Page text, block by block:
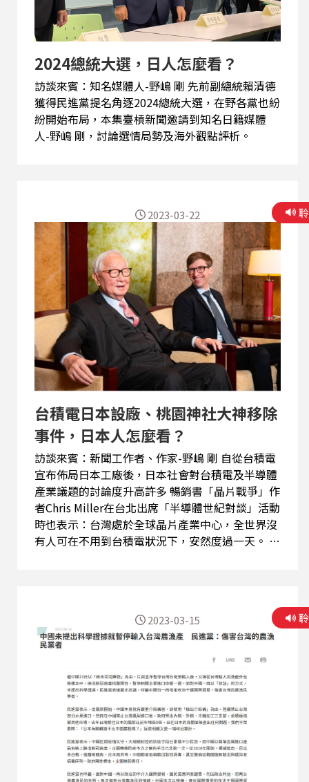
2024總統大選，日人怎麼看？
訪談來賓：知名媒體人-野嶋 剛 先前副總統賴清德
獲得民進黨提名角逐2024總統大選，在野各黨也紛
紛開始布局，本集臺槓新聞邀請到知名日籍媒體
台積電日本設廠、桃園神社大神移除
事件，日本人怎麼看？
訪談來賓：新聞工作者、作家-野嶋 剛 自從台積電
宣布佈局日本工廠後，日本社會對台積電及半導體
產業議題的討論度升高許多 暢銷書「晶片戰爭」作
者Chris Miller在台北出席「半導體世紀對談」活動
時也表示：台灣處於全球晶片產業中心，全世界沒
有人可在不用到台積電狀況下，安然度過一天。 海
新神社大神，引發了連串的爭議，在日本人眼裡是
怎麼解讀這件事？ 本集臺槓新聞邀請到知名媒體
人-野嶋 剛，聊聊這個事件外，也談談他對臺日半
2023-03-22
2023-03-15